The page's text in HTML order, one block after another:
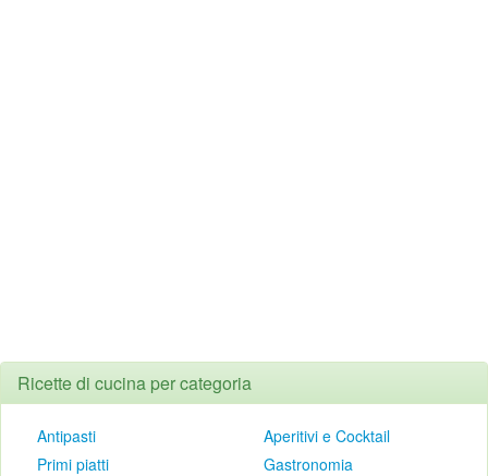
Ricette di cucina per categoria
Antipasti
Primi piatti
Aperitivi e Cocktail
Gastronomia